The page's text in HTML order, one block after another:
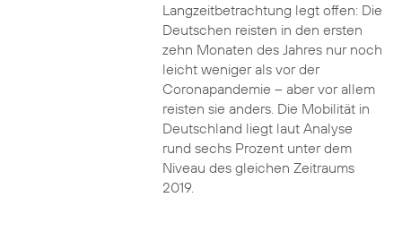
Langzeitbetrachtung legt offen: Die
Deutschen reisten in den ersten
zehn Monaten des Jahres nur noch
leicht weniger als vor der
Coronapandemie – aber vor allem
reisten sie anders. Die Mobilität in
Deutschland liegt laut Analyse
rund sechs Prozent unter dem
Niveau des gleichen Zeitraums
2019.